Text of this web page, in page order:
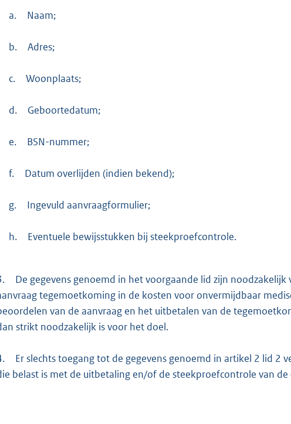
a. Naam;
b. Adres;
c. Woonplaats;
d. Geboortedatum;
e. BSN-nummer;
f. Datum overlijden (indien bekend);
g. Ingevuld aanvraagformulier;
h. Eventuele bewijsstukken bij steekproefcontrole.
De gegevens genoemd in het voorgaande lid zijn
tegemoetkoming in de kosten voor onvermijdbaar
van de aanvraag en het uitbetalen van de
strikt noodzakelijk is voor het doel.
Er slechts toegang tot de gegevens genoemd in artikel 2 lid 2
belast is met de uitbetaling en/of de steekproefcontrole van